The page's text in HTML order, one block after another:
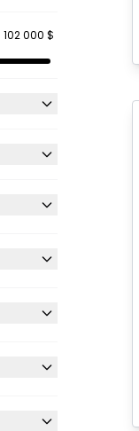
102 000 $